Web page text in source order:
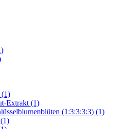
(1)
Extrakt (1)
(1:3:3:3:3) (1)